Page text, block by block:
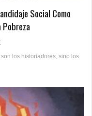
Social Como
los historiadores, sino los